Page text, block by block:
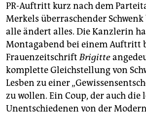
PR-Auftritt kurz nach dem
Merkels überraschender
alle ändert alles. Die Kanzlerin
Montagabend bei einem Auftritt
FrauenzeitschriftBrigitte
komplette Gleichstellung von
Lesben zu einer
zu wollen. Ein Coup, der auch die
Unentschiedenen von der